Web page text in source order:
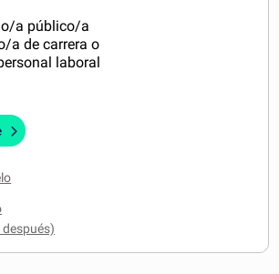
a público/a
a de carrera o
laboral